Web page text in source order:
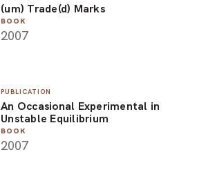
(um) Trade(d) Marks
BOOK
2007
PUBLICATION
An Occasional Experimental in
Unstable Equilibrium
BOOK
2007